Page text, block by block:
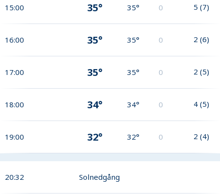
15:00 35° 35° 0 5 (7)
16:00 35° 35° 0 2 (6)
17:00 35° 35° 0 2 (5)
18:00 34° 34° 0 4 (5)
19:00 32° 32° 0 2 (4)
20:32 Solnedgång